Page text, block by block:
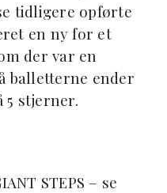
tidligere opførte
en ny for et
der var en
balletterne ender
5 stjerner.
STEPS – se